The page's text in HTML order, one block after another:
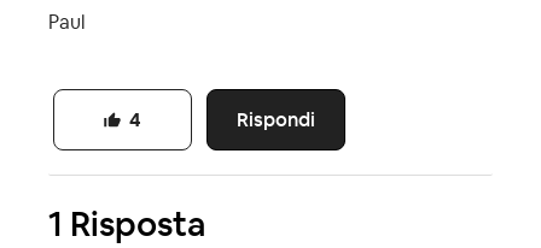
Paul
Rispondi
4
1 Risposta